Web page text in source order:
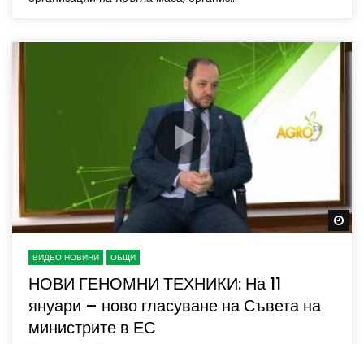
ВИДЕО НОВИНИ ОБЩИ
НОВИ ГЕНОМНИ ТЕХНИКИ: На 11
януари – ново гласуване на Съвета на
министрите в ЕС